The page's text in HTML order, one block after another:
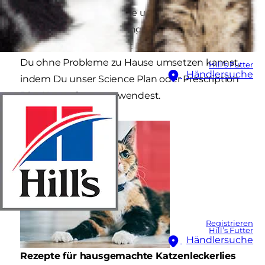
Hill’s Futter
Händlersuche
Registrieren
Hill’s Futter
Händlersuche
Deiner Katze Deine Liebe und Fürsorge zu
zeigen und eine noch engere Verbindung
aufzubauen. Hier findest Du einige Rezepte, die
Du ohne Probleme zu Hause umsetzen kannst,
indem Du unser Science Plan oder Prescription
Diet Katzenfutter verwendest.
Rezepte für hausgemachte Katzenleckerlies